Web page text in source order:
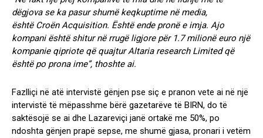
dëgjova se ka pasur shumë keqkuptime në media,
është Croën Acquisition. Është ende pronë e imja. Ajo
kompani është shitur në rrugë ligjore për 1.7 milionë euro një
kompanie qipriote që quajtur Altaria research Limited që
është po prona ime”, thoshte ai.
Fazlliçi në atë intervistë gënjen pse siç e pranon vete ai në një
intervistë të mëpasshme bërë gazetarëve të BIRN, do të
saktësojë se ai dhe Lazareviçi janë ortakë me 50%, po
ndoshta gënjen prapë sepse, me shumë gjasa, pronari i vetëm